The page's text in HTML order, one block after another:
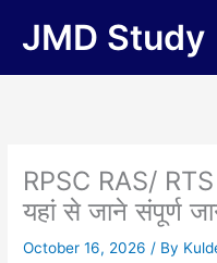
JMD Study
RPSC RAS/
यहां से जाने संपूर्ण
October 16, 2026/ By